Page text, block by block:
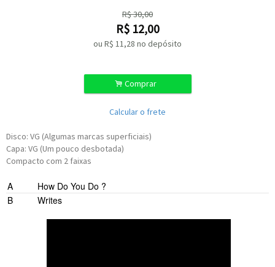
R$30,00
R$ 12,00
ou R$ 11,28 no depósito
. Comprar
Calcular o frete
Disco: VG (Algumas marcas superficiais)
Capa: VG (Um pouco desbotada)
Compacto com 2 faixas
A
How Do You Do ?
B
Writes